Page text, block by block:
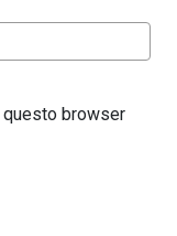
questo browser